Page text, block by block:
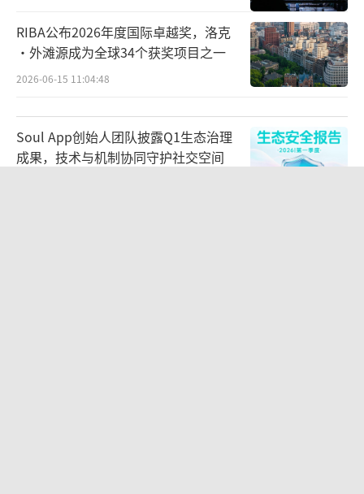
RIBA公布2026年度国际卓越奖，洛克
·外滩源成为全球34个获奖项目之一
2026-06-15 11:04:48
Soul App创始人团队披露Q1生态治理
成果，技术与机制协同守护社交空间